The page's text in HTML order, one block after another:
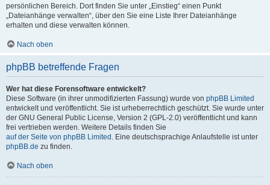
persönlichen Bereich. Dort finden Sie unter „Einstieg“ einen Punkt
„Dateianhänge verwalten“, über den Sie eine Liste Ihrer Dateianhänge
erhalten und diese verwalten können.
Nach oben
phpBB betreffende Fragen
Wer hat diese Forensoftware entwickelt?
Diese Software (in ihrer unmodifizierten Fassung) wurde von phpBB Limited
entwickelt und veröffentlicht. Sie ist urheberrechtlich geschützt. Sie wurde unter
der GNU General Public License, Version 2 (GPL-2.0) veröffentlicht und kann
frei vertrieben werden. Weitere Details finden Sie
auf der Seite von phpBB Limited . Eine deutschsprachige Anlaufstelle ist unter
phpBB.de zu finden.
Nach oben